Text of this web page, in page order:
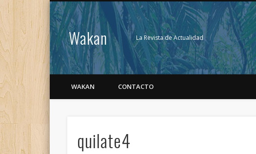
Wakan La Revista de Actualidad
WAKAN CONTACTO
quilate4